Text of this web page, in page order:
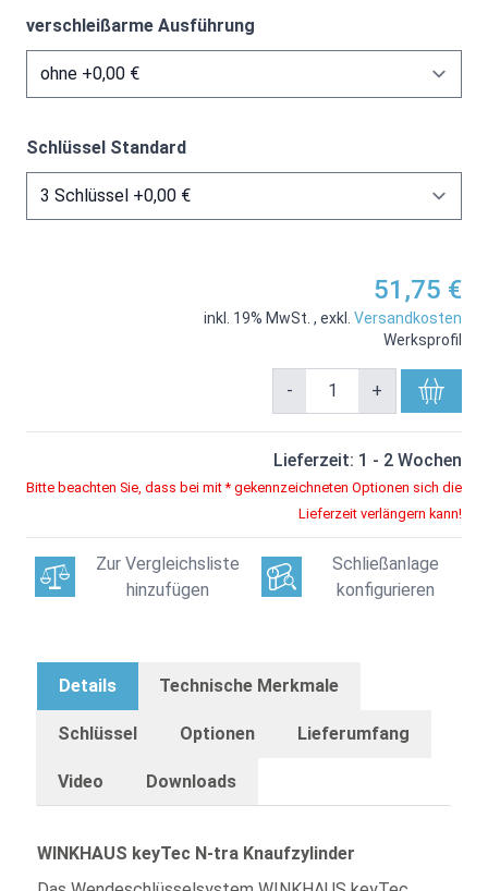
verschleißarme Ausführung
Schlüssel Standard
51,75 €
inkl. 19% MwSt. , exkl. Versandkosten
Werksprofil
- +
Lieferzeit: 1 - 2 Wochen
Bitte beachten Sie, dass bei mit * gekennzeichneten Optionen sich die
Lieferzeit verlängern kann!
Zur Vergleichsliste
hinzufügen
Schließanlage
konfigurieren
Details Technische Merkmale
Schlüssel Optionen Lieferumfang
Video Downloads
WINKHAUS keyTec N-tra Knaufzylinder